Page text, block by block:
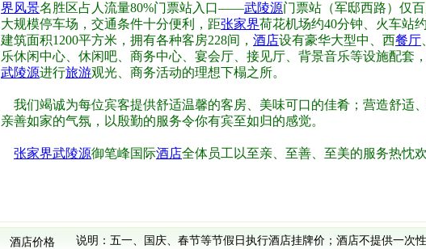
界风景名胜区占人流量80%门票站入口——武陵源门票站（军邸西路）仅
大规模停车场，交通条件十分便利，距张家界荷花机场约40分钟、火车站约
建筑面积1200平方米，拥有各种客房228间， 酒店设有豪华大型中、西餐厅
乐休闲中心、休闲吧、商务中心、宴会厅、接见厅、背景音乐等设施配套
武陵源进行旅游观光、商务活动的理想下榻之所。
我们竭诚为每位宾客提供舒适温馨的客房、美味可口的佳肴；营造舒适、
亲善如家的气氛，以殷勤的服务令你有宾至如归的感觉。
张家界武陵源御笔峰国际酒店全体员工以至亲、至善、至美的服务热忱
酒店价格 说明：五一、国庆、春节等节假日执行酒店挂牌价；酒店不提供一次